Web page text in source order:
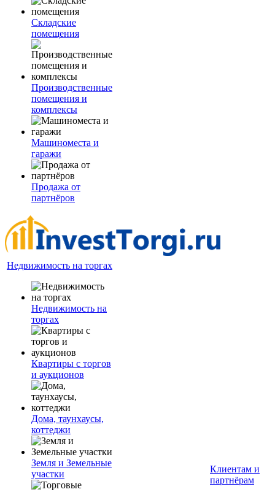
Складские
помещения
Производственные
помещения и
комплексы
Машиноместа и
гаражи
Продажа от
партнёров
Недвижимость на торгах
Недвижимость на
торгах
Квартиры с торгов
и аукционов
Дома, таунхаусы,
коттеджи
Земля и Земельные
участки
Клиентам и
партнёрам